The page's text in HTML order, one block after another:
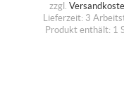
zzgl.
Lieferzeit: 3
Produkt enthält: 1